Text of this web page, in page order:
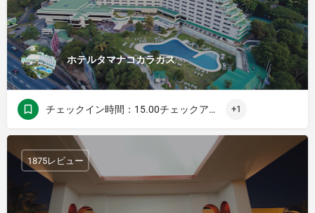
ホテルタマナコカラカス
チェックイン時間：15.00チェックアウト時間：12.00 +1
1875レビュー